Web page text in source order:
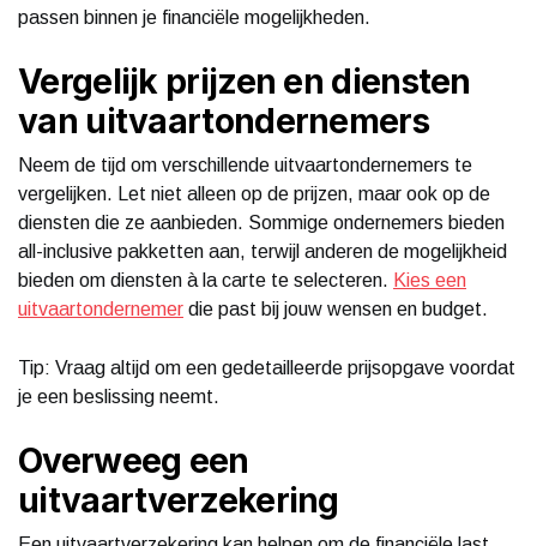
passen binnen je financiële mogelijkheden.
Vergelijk prijzen en diensten
van uitvaartondernemers
Neem de tijd om verschillende uitvaartondernemers te
vergelijken. Let niet alleen op de prijzen, maar ook op de
diensten die ze aanbieden. Sommige ondernemers bieden
all-inclusive pakketten aan, terwijl anderen de mogelijkheid
bieden om diensten à la carte te selecteren. Kies een
uitvaartondernemer die past bij jouw wensen en budget.
Tip: Vraag altijd om een gedetailleerde prijsopgave voordat
je een beslissing neemt.
Overweeg een
uitvaartverzekering